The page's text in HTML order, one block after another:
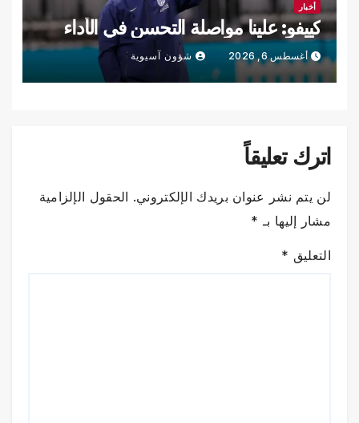
أخبار
كييفو: علينا مواصلة التحسن في الأداء
أغسطس 6, 2026 شؤون آسيوية
اترك تعليقاً
لن يتم نشر عنوان بريدك الإلكتروني. الحقول الإلزامية
مشار إليها بـ *
التعليق *